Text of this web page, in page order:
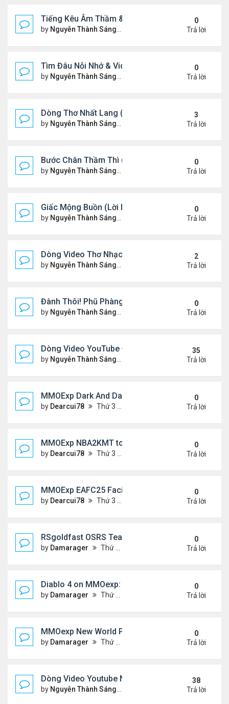
Tiếng Kêu Âm Thầm & Video YouTube Ngâm Nga
by Nguyễn Thành Sáng Thứ 4 Tháng 2 12, 2025 7:59
0
Trả lời
Tìm Đâu Nỗi Nhớ & Video YouTube Ngâm Nga Bài
by Nguyễn Thành Sáng Chủ nhật Tháng 2 09, 2025
0
Trả lời
Dòng Thơ Nhất Lang (Nguyễn Thành Sáng) - 1
by Nguyễn Thành Sáng Thứ 7 Tháng 2 01, 2025 10:34
3
Trả lời
Bước Chân Thầm Thì (Video YouTube Ngâm Nga
by Nguyễn Thành Sáng Thứ 5 Tháng 1 30, 2025 8:48
0
Trả lời
Giấc Mộng Buồn (Lời Ngỏ & Video Ngâm Nga Thơ
by Nguyễn Thành Sáng Thứ 7 Tháng 1 25, 2025 7:52
0
Trả lời
Dòng Video Thơ Nhạc Chọn Lọc
by Nguyễn Thành Sáng Thứ 4 Tháng 1 01, 2025 11:01
2
Trả lời
Đành Thôi! Phũ Phàng! &Video YouTube Ngâm
by Nguyễn Thành Sáng Thứ 2 Tháng 12 30, 2024
0
Trả lời
Dòng Video YouTube ĐỌC THƠ & THƠ (2)
by Nguyễn Thành Sáng Thứ 3 Tháng 10 29, 2024 3:33
35
Trả lời
MMOExp Dark And Darker Use Silver Coins for
by Dearcui78 Thứ 3 Tháng 12 10, 2024 1:08 am
0
Trả lời
MMOExp NBA2KMT to the team’s success
by Dearcui78 Thứ 3 Tháng 12 10, 2024 1:07 am
0
Trả lời
MMOExp EAFC25 Facilities Cards in Clubs
by Dearcui78 Thứ 3 Tháng 12 10, 2024 1:05 am
0
Trả lời
RSgoldfast OSRS Team Ironman: A Thrilling
by Damarager Thứ 4 Tháng 11 27, 2024 12:51 am
0
Trả lời
Diablo 4 on MMOexp: Will This New Feature Be
by Damarager Thứ 4 Tháng 11 27, 2024 12:51 am
0
Trả lời
MMOexp New World PC Update 1.1.0: What New
by Damarager Thứ 4 Tháng 11 27, 2024 12:50 am
0
Trả lời
Dòng Video Youtube Ngâm Nga Thơ & Đọc Thơ
by Nguyễn Thành Sáng Thứ 3 Tháng 9 10, 2024 7:17
38
Trả lời